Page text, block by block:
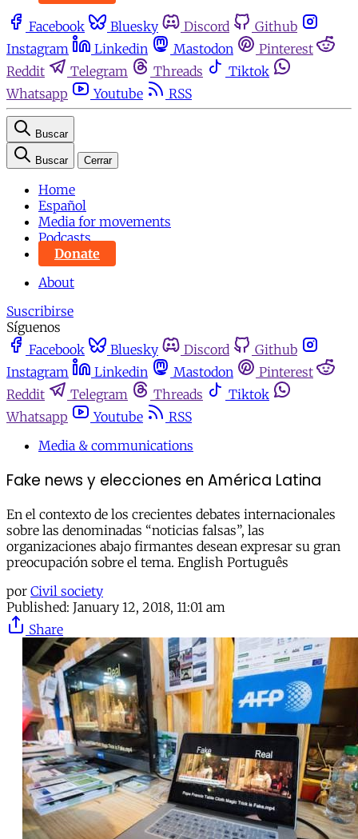
Facebook Bluesky Discord
Github
Instagram
Linkedin Mastodon
Pinterest
Reddit
Telegram Threads
Tiktok
Whatsapp
Youtube RSS
Buscar
Buscar Cerrar
Home
Español
Media for movements
Podcasts
Donate
About
Suscribirse
Síguenos
Facebook
Bluesky Discord
Github
Instagram
Linkedin Mastodon
Pinterest
Reddit
Telegram Threads
Tiktok
Whatsapp
Youtube
RSS
Media & communications
Fake news y elecciones en América Latina
En el contexto de los crecientes debates internacionales
sobre las denominadas “noticias falsas”, las
organizaciones abajo firmantes desean expresar su gran
preocupación sobre el tema. English Português
por Civil society
Published: January 12, 2018, 11:01 am
Share